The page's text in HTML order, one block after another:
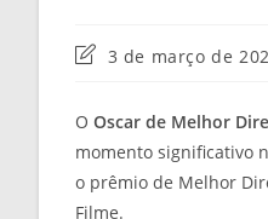
Última
post:
3 de março de
O Oscar de Melhor
momento significativo
o prêmio de Melhor
Filme.